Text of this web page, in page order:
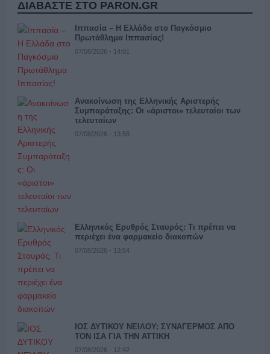
ΔΙΑΒΑΣΤΕ ΣΤΟ PARON.GR
Ιππασία – Η Ελλάδα στο Παγκόσμιο
Πρωτάθλημα Ιππασίας!
07/08/2026 - 14:01
Ανακοίνωση της Ελληνικής Αριστερής
Συμπαράταξης: Οι «άριστοι» τελευταίοι των
τελευταίων
07/08/2026 - 13:58
Ελληνικός Ερυθρός Σταυρός: Τι πρέπει να
περιέχει ένα φαρμακείο διακοπών
07/08/2026 - 13:54
ΙΟΣ ΔΥΤΙΚΟΥ ΝΕΙΛΟΥ: ΣΥΝΑΓΕΡΜΟΣ ΑΠΟ
ΤΟΝ ΙΣΑ ΓΙΑ ΤΗΝ ΑΤΤΙΚΗ
07/08/2026 - 12:42